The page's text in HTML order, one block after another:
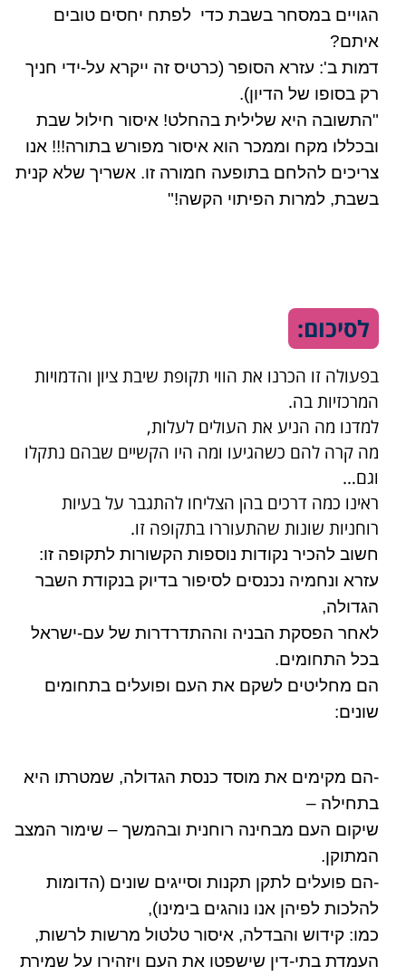
הגויים במסחר בשבת כדי לפתח יחסים טובים
איתם?
דמות ב': עזרא הסופר (כרטיס זה ייקרא על-ידי חניך
רק בסופו של הדיון).
"התשובה היא שלילית בהחלט! איסור חילול שבת
ובכללו מקח וממכר הוא איסור מפורש בתורה!!! אנו
צריכים להלחם בתופעה חמורה זו. אשריך שלא קנית
בשבת, למרות הפיתוי הקשה!"
לסיכום:
בפעולה זו הכרנו את הווי תקופת שיבת ציון והדמויות
המרכזיות בה.
למדנו מה הניע את העולים לעלות,
מה קרה להם כשהגיעו ומה היו הקשיים שבהם נתקלו
וגם…
ראינו כמה דרכים בהן הצליחו להתגבר על בעיות
רוחניות שונות שהתעוררו בתקופה זו.
חשוב להכיר נקודות נוספות הקשורות לתקופה זו:
עזרא ונחמיה נכנסים לסיפור בדיוק בנקודת השבר
הגדולה,
לאחר הפסקת הבניה וההתדרדרות של עם-ישראל
בכל התחומים.
הם מחליטים לשקם את העם ופועלים בתחומים
שונים:
-הם מקימים את מוסד כנסת הגדולה, שמטרתו היא
בתחילה –
שיקום העם מבחינה רוחנית ובהמשך – שימור המצב
המתוקן.
-הם פועלים לתקן תקנות וסייגים שונים (הדומות
להלכות לפיהן אנו נוהגים בימינו),
כמו: קידוש והבדלה, איסור טלטול מרשות לרשות,
העמדת בתי-דין שישפטו את העם ויזהירו על שמירת